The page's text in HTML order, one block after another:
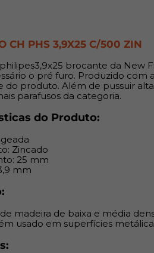
CH PHS 3,9X25 C/500 ZIN
brocante da New
o pré furo. Produzido
do produto. Além de pussuir
parafusos da categoria.
do Produto:
Zincado
25 mm
mm
madeira de baixa e média
usado em superfícies